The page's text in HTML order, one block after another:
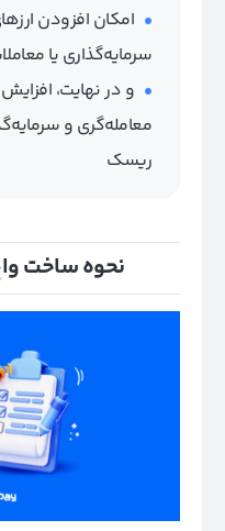
امکان افزودن
سرمایه‌گذاری یا
و در نهایت،
معامله‌گری و
ریسک
نحوه ساخت